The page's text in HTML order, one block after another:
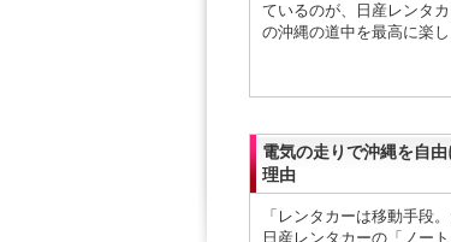
ているのが、日産レンタ
の沖縄の道中を最高に楽
電気の走りで沖縄を自
理由
「レンタカーは移動手段
日産レンタカーの「ノー